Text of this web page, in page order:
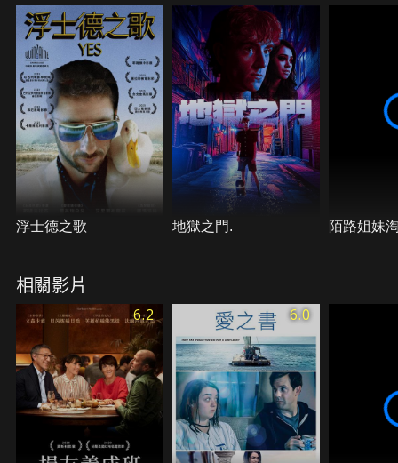
浮士德之歌 地獄之門. 陌路姐妹
相關影片
6.2 6.0